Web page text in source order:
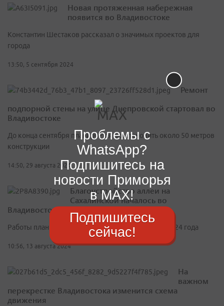
Новая протяженная набережная
появится во Владивостоке
Константин Шестаков рассказал о значимых проектов для
города
13:50, 5 сентября 2024
Ремонт
подпорной стены на улице Днепровской стартовал во
Владивостоке
До конца сентября планируется восстановить около 50 метров
конструкции
14:50, 29 августа 2024
Благоустройство аллеи на
Сахалинской началось во
Владивостоке
Работы планируют завершить до конца октября 2024 года
10:56, 13 августа 2024
На
важном
перекрестке Владивостока изменится схема
движения
Проблемы с
WhatsApp?
Подпишитесь на
новости Приморья
в MAX!
Подпишитесь
сейчас!